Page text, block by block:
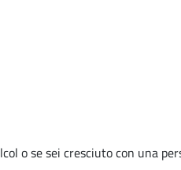
o se sei cresciuto con una